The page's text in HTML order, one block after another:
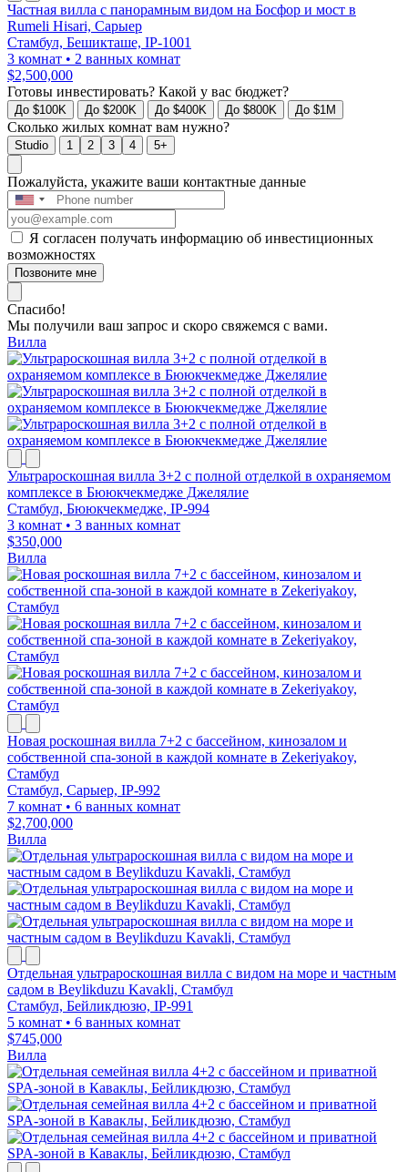
Частная вилла с панорамным видом на Босфор и мост в
Rumeli Hisari, Сарыер
Стамбул, Бешикташе, IP-1001
3 комнат • 2 ванных комнат
$2,500,000
Готовы инвестировать? Какой у вас бюджет?
До $100K До $200K До $400K До $800K До $1M
Сколько жилых комнат вам нужно?
Studio 1 2 3 4 5+
Пожалуйста, укажите ваши контактные данные
Я согласен получать информацию об инвестиционных
возможностях
Позвоните мне
Спасибо!
Мы получили ваш запрос и скоро свяжемся с вами.
Вилла
Ультрароскошная вилла 3+2 с полной отделкой в охраняемом
комплексе в Бююкчекмедже Джелялие
Стамбул, Бююкчекмедже, IP-994
3 комнат • 3 ванных комнат
$350,000
Вилла
Новая роскошная вилла 7+2 с бассейном, кинозалом и
собственной спа-зоной в каждой комнате в Zekeriyakoy,
Стамбул
Стамбул, Сарыер, IP-992
7 комнат • 6 ванных комнат
$2,700,000
Вилла
Отдельная ультрароскошная вилла с видом на море и частным
садом в Beylikduzu Kavakli, Стамбул
Стамбул, Бейликдюзю, IP-991
5 комнат • 6 ванных комнат
$745,000
Вилла